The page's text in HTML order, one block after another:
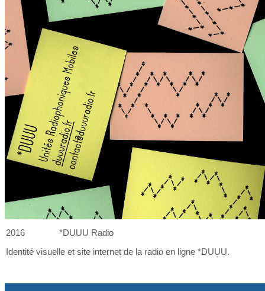
2016
*DUUU Radio
Identité visuelle et site internet de la radio en ligne *DUUU.